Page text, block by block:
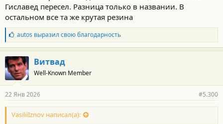
Гиславед пересел. Разница только в названии. В
остальном все та же крутая резина
Б
л
а
г
о
д
а
н
о
с
autos выразил свою благодарность
Витвад
Well-Known Member
22 Янв 2026 #5.300
VasiliiIznov написал(а):